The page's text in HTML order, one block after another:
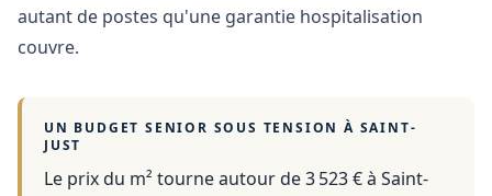
autant de postes qu'une garantie hospitalisation
couvre.
UN BUDGET SENIOR SOUS TENSION À SAINT-
JUST
Le prix du m² tourne autour de 3 523 €à Saint-